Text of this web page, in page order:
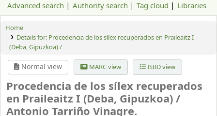
Advanced search Authority search Tag cloud Libraries
Home
Details for: Procedencia de los sílex recuperados en Praileaitz I
(Deba, Gipuzkoa) /
Normal view MARC view ISBD view
Procedencia de los sílex recuperados
en Praileaitz I (Deba, Gipuzkoa) /
Antonio Tarriño Vinagre.